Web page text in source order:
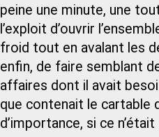
peine une minute, une
l’exploit d’ouvrir
froid tout en avalant les
enfin, de faire semblant
affaires dont il avait
que contenait le cartable
d’importance, si ce